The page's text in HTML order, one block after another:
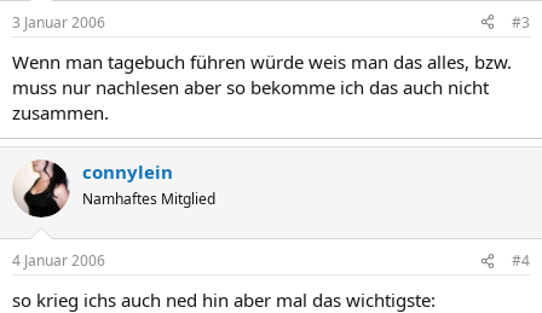
3 Januar 2006 #3
Wenn man tagebuch führen würde weis man das alles, bzw.
muss nur nachlesen aber so bekomme ich das auch nicht
zusammen.
connylein
Namhaftes Mitglied
4 Januar 2006 #4
so krieg ichs auch ned hin aber mal das wichtigste: